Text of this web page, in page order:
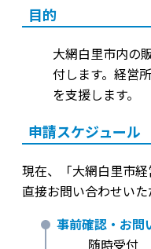
目的
大網白里市内の
付します。経営
を支援します。
申請スケジュール
現在、「大網白里市
直接お問い合わせい
事前確認・お問
随時受付